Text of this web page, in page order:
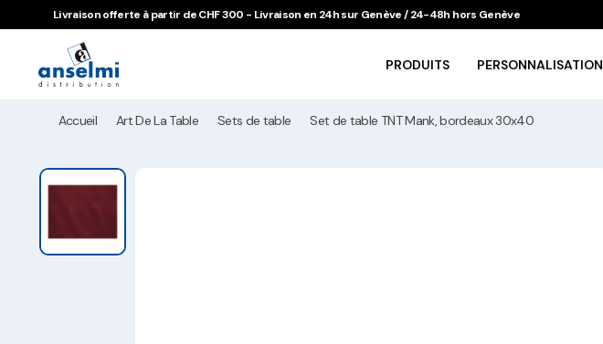
Aller au contenu
Aller à la navigation principale
Livraison offerte à partir de CHF 300 - Livraison en 24h sur Genève / 24-48h hors Genève
PRODUITS PERSONNALISATION
Accueil Art De La Table Sets de table Set de table TNT Mank, bordeaux 30x40